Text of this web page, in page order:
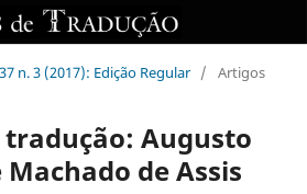
n. 3 (2017): Edição Regular / Artigos
tradução: Augusto
Machado de Assis